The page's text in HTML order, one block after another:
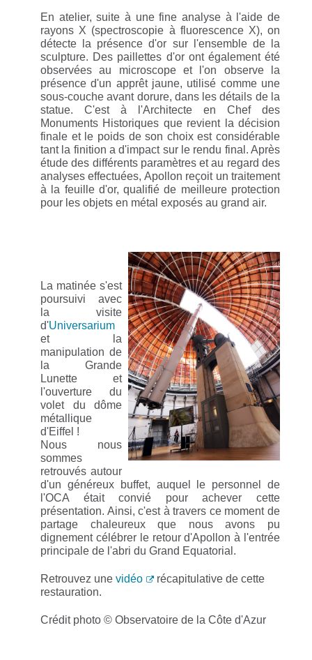
En atelier, suite à une fine analyse à l'aide de
rayons X (spectroscopie à fluorescence X), on
détecte la présence d'or sur l'ensemble de la
sculpture. Des paillettes d'or ont également été
observées au microscope et l'on observe la
présence d'un apprêt jaune, utilisé comme une
sous-couche avant dorure, dans les détails de la
statue. C'est à l'Architecte en Chef des
Monuments Historiques que revient la décision
finale et le poids de son choix est considérable
tant la finition a d'impact sur le rendu final. Après
étude des différents paramètres et au regard des
analyses effectuées, Apollon reçoit un traitement
à la feuille d'or, qualifié de meilleure protection
pour les objets en métal exposés au grand air.
La matinée s'est
poursuivi avec
la visite
d'Universarium
et la
manipulation de
la Grande
Lunette et
l'ouverture du
volet du dôme
métallique
d'Eiffel !
Nous nous
sommes
retrouvés autour
d'un généreux buffet, auquel le personnel de
l'OCA était convié pour achever cette
présentation. Ainsi, c'est à travers ce moment de
partage chaleureux que nous avons pu
dignement célébrer le retour d'Apollon à l'entrée
principale de l'abri du Grand Equatorial.
Retrouvez une vidéo
récapitulative de cette
restauration.
Crédit photo © Observatoire de la Côte d'Azur